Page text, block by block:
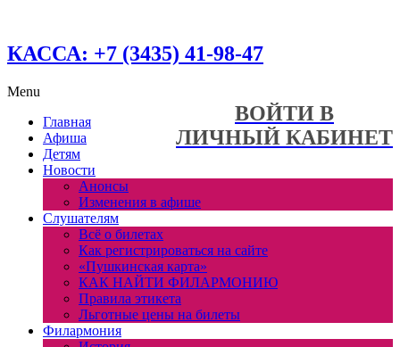
КАССА: +7 (3435) 41-98-47
ВОЙТИ В
ЛИЧНЫЙ КАБИНЕТ
Menu
Главная
Афиша
Детям
Новости
Анонсы
Изменения в афише
Слушателям
Всё о билетах
Как регистрироваться на сайте
«Пушкинская карта»
КАК НАЙТИ ФИЛАРМОНИЮ
Правила этикета
Льготные цены на билеты
Филармония